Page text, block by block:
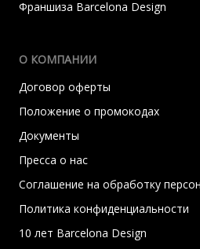
Франшиза Barcelona Design
О КОМПАНИИ
Договор оферты
Положение о промокодах
Документы
Пресса о нас
Соглашение на обработку
Политика конфиденциальности
10 лет Barcelona Design